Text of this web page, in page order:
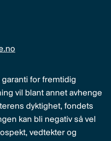
for fremtidig
vil blant annet avhenge
dyktighet, fondets
kan bli negativ så vel
vedtekter og